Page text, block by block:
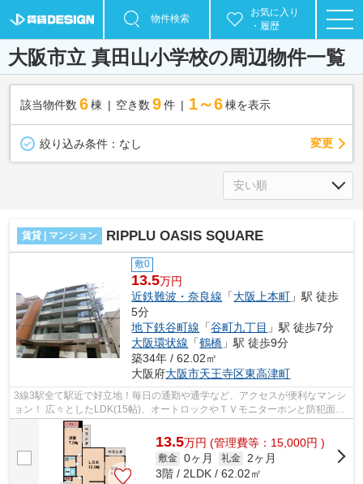
物件検索
お気に入り
・履歴
大阪市立 真田山小学校の周辺物件一覧
該当物件数 6棟 空き数 9 件 1～6 棟を表示
絞り込み条件： なし 変更
賃貸 | マンション RIPPLU OASIS SQUARE
敷0
13.5万円
近鉄難波・奈良線 「大阪上本町 」駅 徒歩
5分
地下鉄谷町線 「谷町九丁目 」駅 徒歩7分
大阪環状線 「鶴橋 」駅 徒歩9分
築34年 / 62.02㎡
大阪府大阪市天王寺区東高津町
3線3駅全て駅近で好立地！毎日の通勤や通学など、アクセスが便利なマンシ
ョン！ 広々としたLDK(15帖)、オートロックやＴＶモニターホンと防犯面も
充実していますので、女性にもオスス...
13.5万円 (管理費等：15,000円 )
敷金 0ヶ月 礼金 2ヶ月
3階 / 2LDK / 62.02㎡